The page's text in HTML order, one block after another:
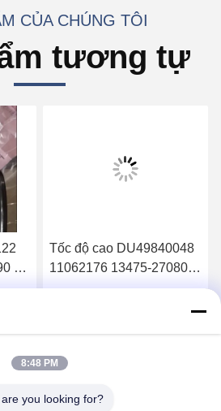
CỦA CHÚNG TÔI
tương tự
*
Tốc độ cao DU49840048
11062176 13475-27080
Vòng xích bánh xe
8:48 PM
you looking for?